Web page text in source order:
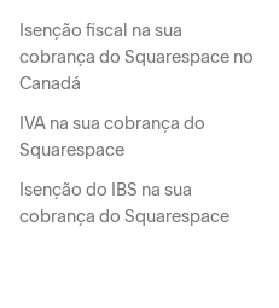
Isenção fiscal na sua
cobrança do Squarespace no
Canadá
IVA na sua cobrança do
Squarespace
Isenção do IBS na sua
cobrança do Squarespace